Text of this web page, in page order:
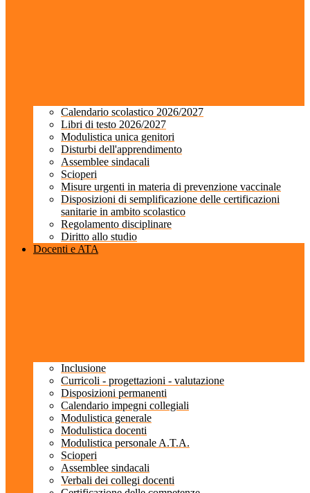
Calendario scolastico 2026/2027
Libri di testo 2026/2027
Modulistica unica genitori
Disturbi dell'apprendimento
Assemblee sindacali
Scioperi
Misure urgenti in materia di prevenzione vaccinale
Disposizioni di semplificazione delle certificazioni
sanitarie in ambito scolastico
Regolamento disciplinare
Diritto allo studio
Docenti e ATA
Inclusione
Curricoli - progettazioni - valutazione
Disposizioni permanenti
Calendario impegni collegiali
Modulistica generale
Modulistica docenti
Modulistica personale A.T.A.
Scioperi
Assemblee sindacali
Verbali dei collegi docenti